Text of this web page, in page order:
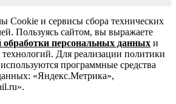
Cookie и сервисы сбора технических
Пользуясь сайтом, вы выражаете
обработки персональных данных и
Для реализации политики
программные средства
«Яндекс.Метрика»,